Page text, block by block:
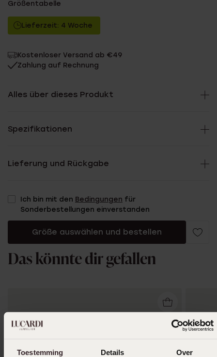
Toestemming Details Over
Größentabelle
Lieferzeit: 4 Woche
Kostenloser Versand ab €49
Zahlung auf Rechnung
Alles über dieses Produkt
Spezifikationen
Lieferung und Rückgabe
Ich bin mit den Bedingungen für
Sonderbestellungen einverstanden
Größe auswählen und bestellen
Das könnte dir gefallen